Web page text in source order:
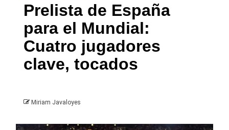
Prelista de España
para el Mundial:
Cuatro jugadores
clave, tocados
Miriam Javaloyes